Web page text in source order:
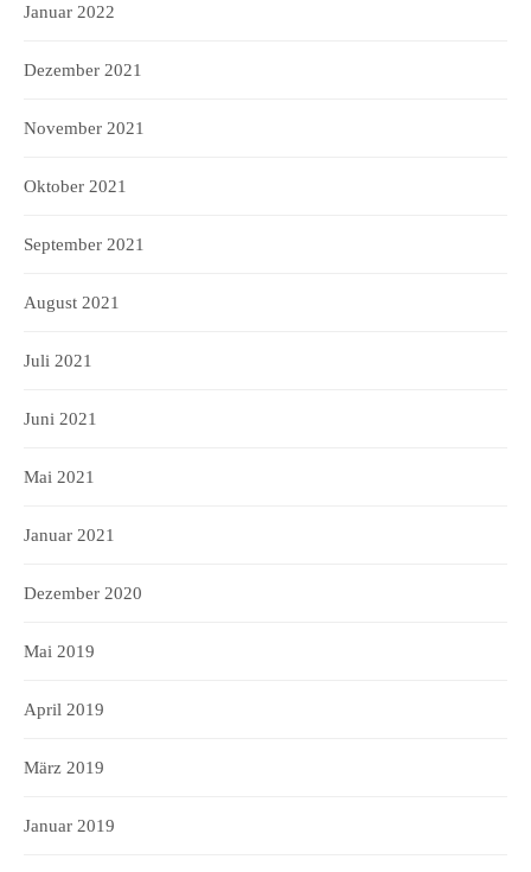
Januar 2022
Dezember 2021
November 2021
Oktober 2021
September 2021
August 2021
Juli 2021
Juni 2021
Mai 2021
Januar 2021
Dezember 2020
Mai 2019
April 2019
März 2019
Januar 2019